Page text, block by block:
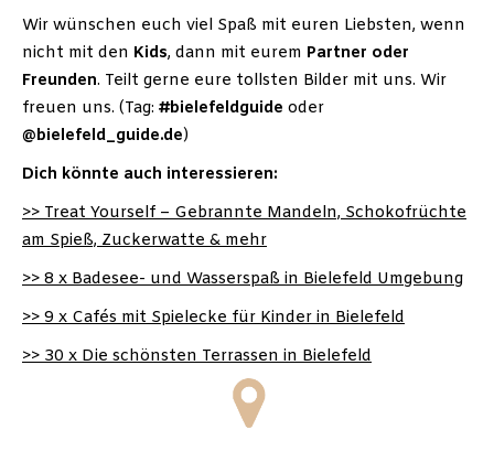
Wir wünschen euch viel Spaß mit euren Liebsten, wenn
nicht mit den Kids, dann mit eurem Partner oder
Freunden. Teilt gerne eure tollsten Bilder mit uns. Wir
freuen uns. (Tag: #bielefeldguide oder
@bielefeld_guide.de)
Dich könnte auch interessieren:
>> Treat Yourself – Gebrannte Mandeln, Schokofrüchte
am Spieß, Zuckerwatte & mehr
>> 8 x Badesee- und Wasserspaß in Bielefeld Umgebung
>> 9 x Cafés mit Spielecke für Kinder in Bielefeld
>> 30 x Die schönsten Terrassen in Bielefeld